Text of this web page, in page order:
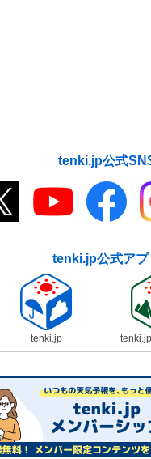
tenki.jp公式
tenki.jp公式アプ
tenki.jp